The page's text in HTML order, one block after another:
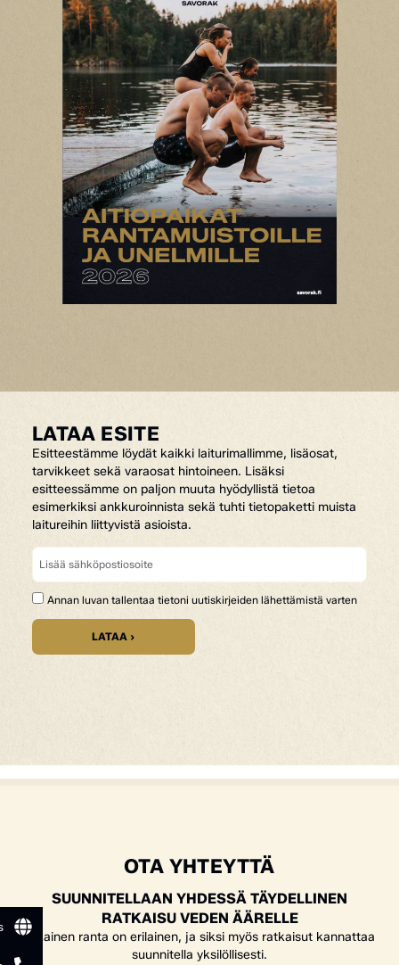
LATAA ESITE
Esitteestämme löydät kaikki laiturimallimme, lisäosat,
tarvikkeet sekä varaosat hintoineen. Lisäksi
esitteessämme on paljon muuta hyödyllistä tietoa
esimerkiksi ankkuroinnista sekä tuhti tietopaketti muista
laitureihin liittyvistä asioista.
Annan luvan tallentaa tietoni uutiskirjeiden lähettämistä varten
LATAA ›
OTA YHTEYTTÄ
SUUNNITELLAAN YHDESSÄ TÄYDELLINEN
RATKAISU VEDEN ÄÄRELLE
Jokainen ranta on erilainen, ja siksi myös ratkaisut kannattaa
suunnitella yksilöllisesti.